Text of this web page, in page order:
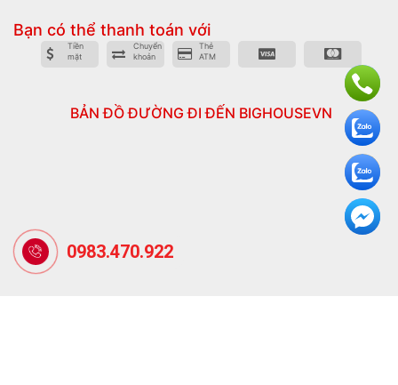
0983.470.922
Bạn có thể thanh toán với
Tiền
mặt
Chuyển
khoản
Thẻ
ATM
BẢN ĐỒ ĐƯỜNG ĐI ĐẾN BIGHOUSEVN